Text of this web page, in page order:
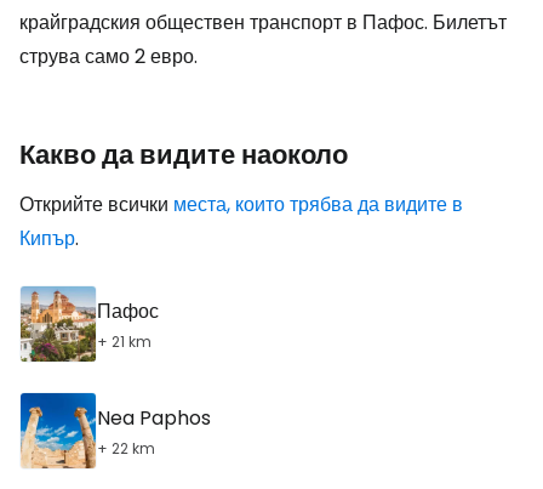
крайградския обществен транспорт в Пафос. Билетът
струва само 2 евро.
Какво да видите наоколо
Открийте всички места, които трябва да видите в
Кипър.
Пафос
+ 21 km
Nea Paphos
+ 22 km